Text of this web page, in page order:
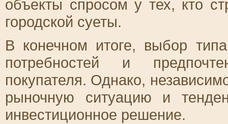
объекты спросом у тех, кто
городской суеты.
В конечном итоге, выбор
потребностей и
покупателя. Однако,
рыночную ситуацию и
инвестиционное решение.